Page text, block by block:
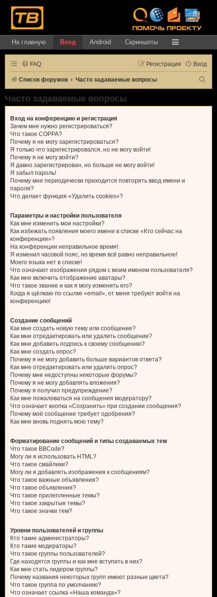
На главную Вход Android Скриншоты
FAQ Вход
Регистрация
Список форумов Часто задаваемые вопросы
и
Часто задаваемые вопросы
Вход на конференцию и регистрация
Зачем мне нужно регистрироваться?
Что такое COPPA?
Почему я не могу зарегистрироваться?
Я только что зарегистрировался, но не могу войти!
Почему я не могу войти?
Я давно зарегистрирован, но больше не могу войти!
Я забыл пароль!
Почему мне периодически приходится повторять ввод имени и
пароля?
Что делает функция «Удалить cookies»?
Параметры и настройки пользователя
Как мне изменить мои настройки?
Как избежать появления моего имени в списке «Кто сейчас на
конференции»?
На конференции неправильное время!
Я изменил часовой пояс, но время всё равно неправильное!
Моего языка нет в списке!
Что означают изображения рядом с моим именем пользователя?
Как мне включить отображение аватары?
Что такое звание и как я могу изменить его?
Когда я щёлкаю по ссылке «email», от меня требуют войти на
конференцию!
Создание сообщений
Как мне создать новую тему или сообщение?
Как мне отредактировать или удалить сообщение?
Как мне добавить подпись к своему сообщению?
Как мне создать опрос?
Почему я не могу добавить больше вариантов ответа?
Как мне отредактировать или удалить опрос?
Почему мне недоступны некоторые форумы?
Почему я не могу добавлять вложения?
Почему я получил предупреждение?
Как мне пожаловаться на сообщения модератору?
Что означает кнопка «Сохранить» при создании сообщения?
Почему моё сообщение требует одобрения?
Как мне вновь поднять мою тему?
Форматирование сообщений и типы создаваемых тем
Что такое BBCode?
Могу ли я использовать HTML?
Что такое смайлики?
Могу ли я добавлять изображения к сообщениям?
Что такое важные объявления?
Что такое объявления?
Что такое прилепленные темы?
Что такое закрытые темы?
Что такое значки тем?
Уровни пользователей и группы
Кто такие администраторы?
Кто такие модераторы?
Что такое группы пользователей?
Где находятся группы и как мне вступить в них?
Как мне стать лидером группы?
Почему названия некоторых групп имеют разные цвета?
Что такое группа по умолчанию?
Что означает ссылка «Наша команда»?